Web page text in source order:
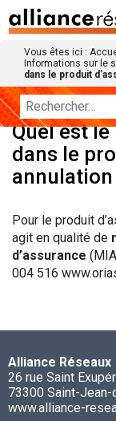
Vous êtes ici :
Informations sur le
dans le produit
Quel est le
dans le
annulation
Pour le produit
agit en qualité de
d’assurance
004 516
Alliance Réseaux
26 rue Saint
73300 Saint-Jean-
www.alliance-